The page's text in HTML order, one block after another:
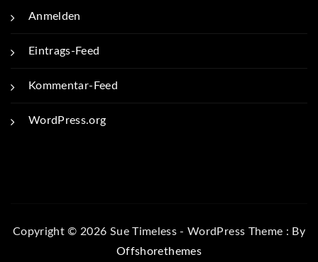
Anmelden
Eintrags-Feed
Kommentar-Feed
WordPress.org
Copyright © 2026 Sue Timeless - WordPress Theme : By
Offshorethemes